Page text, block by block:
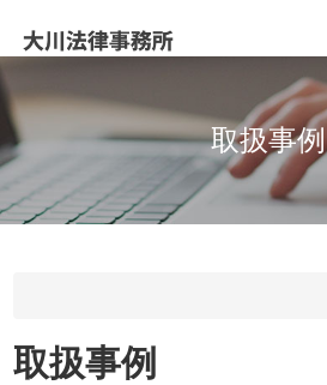
取扱事例
取扱事例